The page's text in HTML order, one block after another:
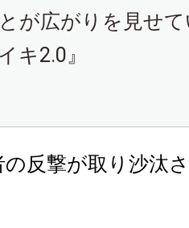
が広がりを見せ
キ2.0』
反撃が取り沙汰